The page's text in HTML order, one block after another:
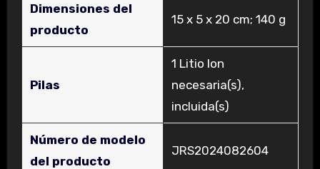
Dimensiones del
producto
‎15 x 5 x 20 cm; 140 g
Pilas
‎1 Litio Ion
necesaria(s),
incluida(s)
Número de modelo
del producto
‎JRS2024082604